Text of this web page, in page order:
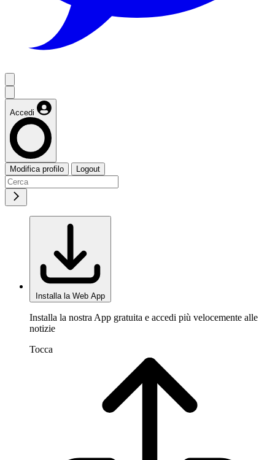
Accedi
Modifica profilo Logout
Installa la Web App
Installa la nostra App gratuita e accedi più velocemente alle
notizie
Tocca